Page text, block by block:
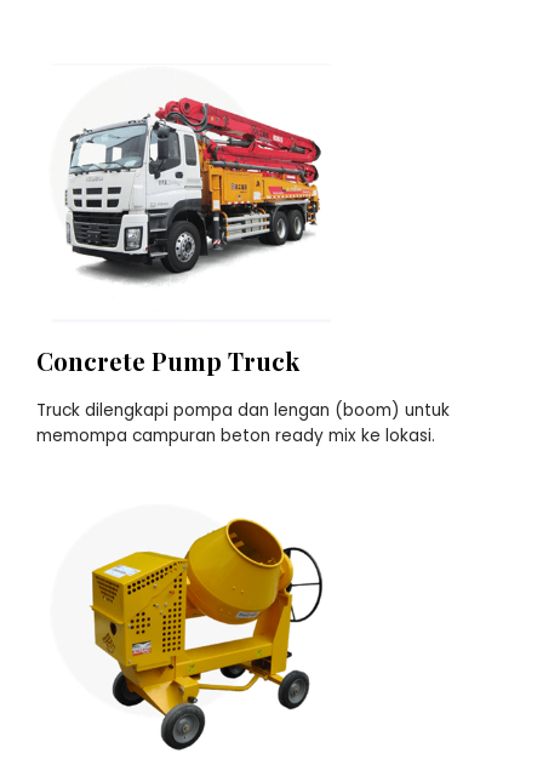
Concrete Pump Truck
Truck dilengkapi pompa dan lengan (boom) untuk
memompa campuran beton ready mix ke lokasi.